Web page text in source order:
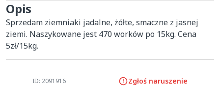
Opis
Sprzedam ziemniaki jadalne, żółte, smaczne z jasnej
ziemi. Naszykowane jest 470 worków po 15kg. Cena
5zł/15kg.
ID: 2091916 Zgłoś naruszenie